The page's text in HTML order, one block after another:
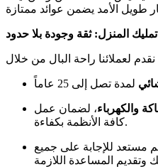
تمليك المنزل: ثقة وجودة بلا حدود
والكهرباء، لضمان عمل
كافة الأنظمة بكفاءة.
مستعد للإجابة على جميع